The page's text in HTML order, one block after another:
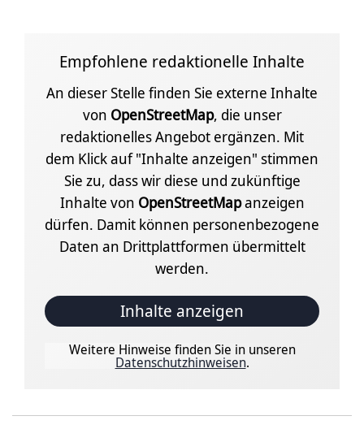
Empfohlene redaktionelle Inhalte
An dieser Stelle finden Sie externe Inhalte
von OpenStreetMap, die unser
redaktionelles Angebot ergänzen. Mit
dem Klick auf "Inhalte anzeigen" stimmen
Sie zu, dass wir diese und zukünftige
Inhalte von OpenStreetMapanzeigen
dürfen. Damit können personenbezogene
Daten an Drittplattformen übermittelt
werden.
Inhalte anzeigen
Weitere Hinweise finden Sie in unseren
Datenschutzhinweisen.